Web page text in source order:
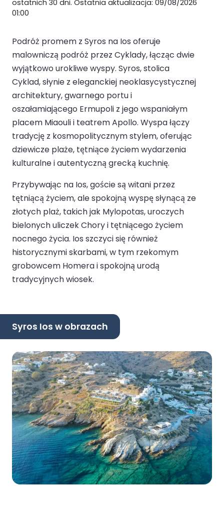
ostatnich 30 dni. Ostatnia aktualizacja: 09/08/2026
01:00
Podróż promem z Syros na Ios oferuje
malowniczą podróż przez Cyklady, łącząc dwie
wyjątkowo urokliwe wyspy. Syros, stolica
Cyklad, słynie z eleganckiej neoklasycystycznej
architektury, gwarnego portu i
oszałamiającego Ermupoli z jego wspaniałym
placem Miaouli i teatrem Apollo. Wyspa łączy
tradycję z kosmopolitycznym stylem, oferując
dziewicze plaże, tętniące życiem wydarzenia
kulturalne i autentyczną grecką kuchnię.
Przybywając na Ios, goście są witani przez
tętniącą życiem, ale spokojną wyspę słynącą ze
złotych plaż, takich jak Mylopotas, uroczych
bielonych uliczek Chory i tętniącego życiem
nocnego życia. Ios szczyci się również
historycznymi skarbami, w tym rzekomym
grobowcem Homera i spokojną urodą
tradycyjnych wiosek.
Syros Ios w obrazach